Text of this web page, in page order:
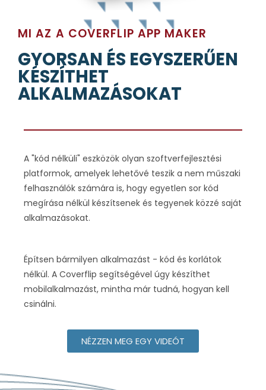
MI AZ A COVERFLIP APP MAKER
GYORSAN ÉS EGYSZERŰEN
KÉSZÍTHET
ALKALMAZÁSOKAT
A "kód nélküli" eszközök olyan szoftverfejlesztési
platformok, amelyek lehetővé teszik a nem műszaki
felhasználók számára is, hogy egyetlen sor kód
megírása nélkül készítsenek és tegyenek közzé saját
alkalmazásokat.
Építsen bármilyen alkalmazást - kód és korlátok
nélkül. A Coverflip segítségével úgy készíthet
mobilalkalmazást, mintha már tudná, hogyan kell
csinálni.
NÉZZEN MEG EGY VIDEÓT